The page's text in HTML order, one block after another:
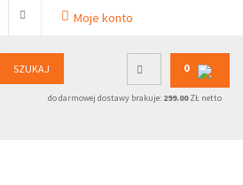
Moje konto
SZUKAJ 0
do darmowej dostawy brakuje: 299.00ZŁ netto